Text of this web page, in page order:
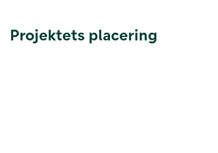
Projektets placering